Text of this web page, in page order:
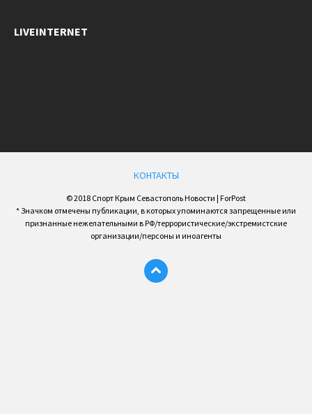
LIVEINTERNET
КОНТАКТЫ
© 2018 Спорт Крым Севастополь Новости | ForPost
* Значком отмечены публикации, в которых упоминаются запрещенные или
признанные нежелательными в РФ/террористические/экстремистские
организации/персоны и иноагенты